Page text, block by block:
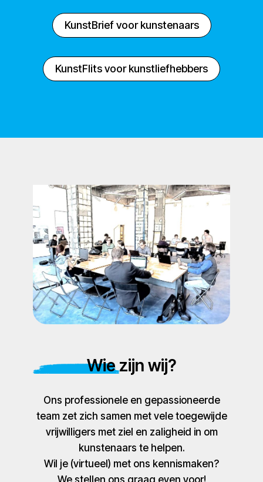
KunstBrief voor kunstenaars
KunstFlits voor kunstliefhebbers
Wie zijn wij?
Ons professionele en gepassioneerde
team zet zich samen met vele toegewijde
vrijwilligers met ziel en zaligheid in om
kunstenaars te helpen.
Wil je (virtueel) met ons kennismaken?